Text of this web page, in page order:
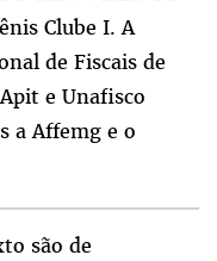
Clube I. A
de Fiscais de
e Unafisco
a Affemg e o
são de